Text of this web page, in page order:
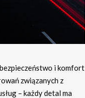
i komfort
związanych z
– każdy detal ma